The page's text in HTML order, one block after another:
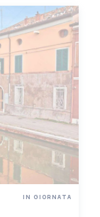
IN GIORNATA